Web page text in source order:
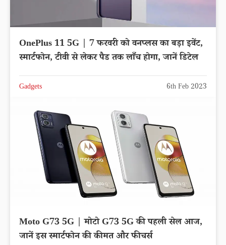
OnePlus 11 5G | 7 फरवरी को वनप्लस का बड़ा इवेंट,
स्मार्टफोन, टीवी से लेकर पैड तक लाँच होगा, जानें डिटेल
Gadgets 6th Feb 2023
Moto G73 5G | मोटो G73 5G की पहली सेल आज,
जानें इस स्मार्टफोन की कीमत और फीचर्स